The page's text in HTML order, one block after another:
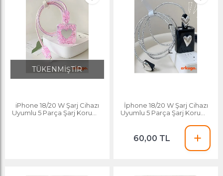
TÜKENMİŞTİR
iPhone 18/20 W Şarj Cihazı
Uyumlu 5 Parça Şarj Koruma
İphone 18/20 W Şarj Cihazı
Uyumlu 5 Parça Şarj Koruma
60,00 TL